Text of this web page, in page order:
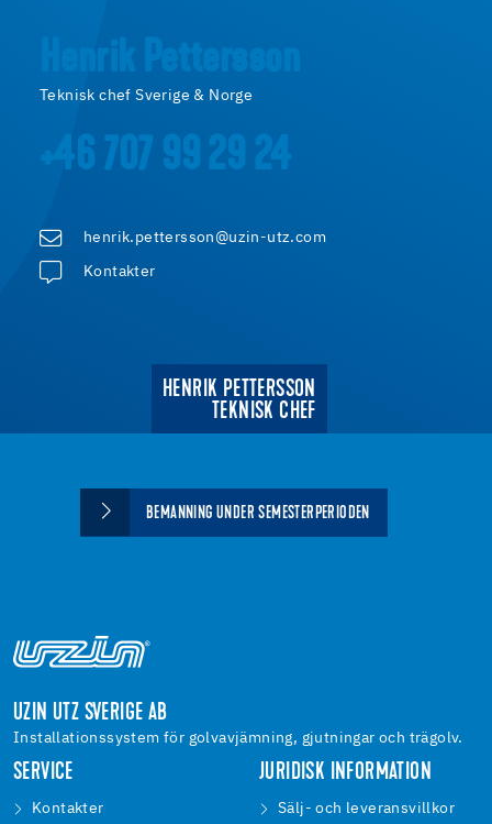
Henrik Pettersson
Teknisk chef Sverige & Norge
+46 707 99 29 24
henrik.pettersson@uzin-utz.com
Kontakter
HENRIK PETTERSSON
TEKNISK CHEF
BEMANNING UNDER SEMESTERPERIODEN
UZIN UTZ SVERIGE AB
Installationssystem för golvavjämning, gjutningar och trägolv.
SERVICE
Kontakter
JURIDISK INFORMATION
Sälj- och leveransvillkor